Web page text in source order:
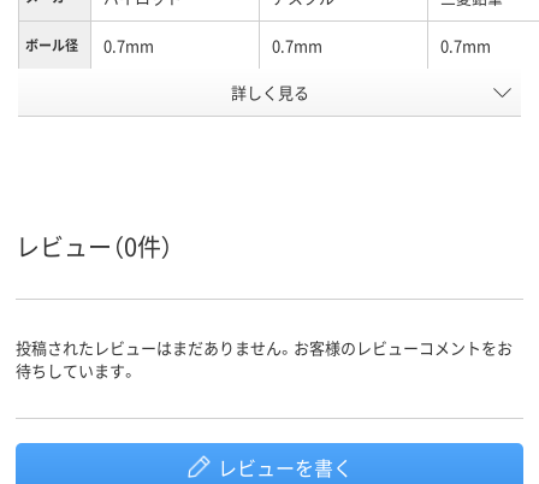
ボール径 0.7mm 0.7mm 0.7mm
黒
カラーグ
ループ
ブラック系
詳しく見る
レビュー（0件）
投稿されたレビューはまだありません。お客様のレビューコメントをお
待ちしています。
レビューを書く